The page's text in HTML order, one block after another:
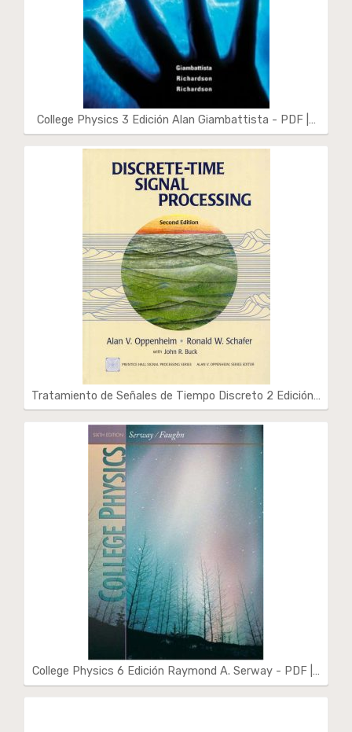
College Physics 3 Edición Alan Giambattista - PDF |…
Tratamiento de Señales de Tiempo Discreto 2 Edición…
College Physics 6 Edición Raymond A. Serway - PDF |…